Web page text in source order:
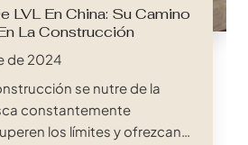
LVL En China: Su Camino
La Construcción
de 2024
se nutre de la
constantemente
los límites y ofrezcan